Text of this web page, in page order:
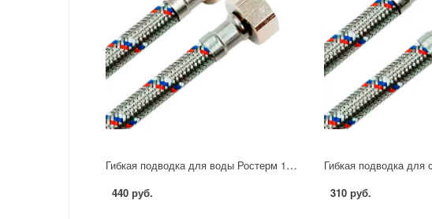
Гибкая подводка для воды Ростерм 1/2" 60 см НР-ВР
440 руб. 310 руб.